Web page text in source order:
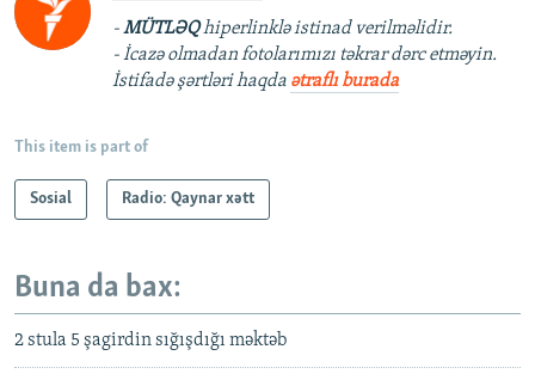
-MÜTLƏQhiperlinklə istinad verilməlidir.
- İcazə olmadan fotolarımızı təkrar dərc etməyin.
İstifadə şərtləri haqda ətraflı burada
This item is part of
Sosial Radio: Qaynar xətt
Buna da bax:
2 stula 5 şagirdin sığışdığı məktəb